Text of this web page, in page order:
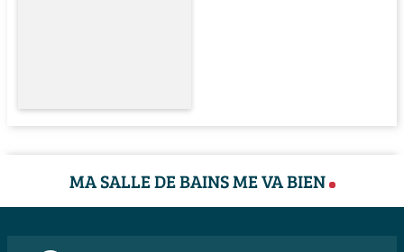
MA SALLE DE BAINS ME VA BIEN